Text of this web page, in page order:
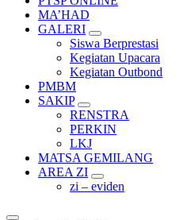
MA’HAD
GALERI
Siswa Berprestasi
Kegiatan Upacara
Kegiatan Outbond
PMBM
SAKIP
RENSTRA
PERKIN
LKJ
MATSA GEMILANG
AREA ZI
zi – eviden